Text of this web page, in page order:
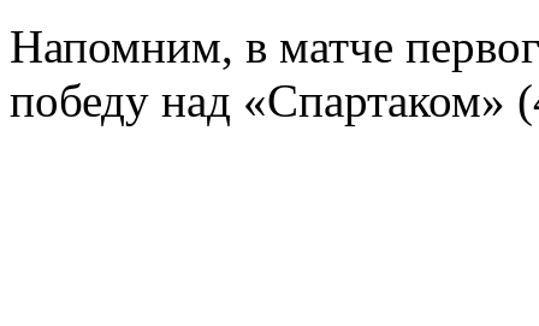
Напомним, в матче
победу над «Спартаком»